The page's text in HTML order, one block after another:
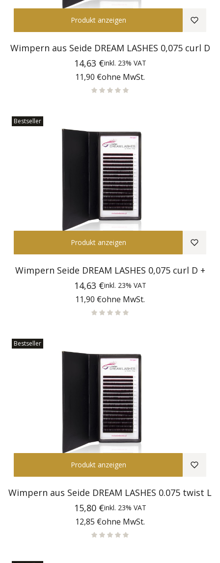
Produkt anzeigen
Wimpern aus Seide DREAM LASHES 0,075 curl D
Preis
14,63 €inkl. 23% VAT
Preis
11,90 €ohne MwSt.
Bestseller
Produkt anzeigen
Wimpern Seide DREAM LASHES 0,075 curl D +
Preis
14,63 €inkl. 23% VAT
Preis
11,90 €ohne MwSt.
Bestseller
Produkt anzeigen
Wimpern aus Seide DREAM LASHES 0.075 twist L
Preis
15,80 €inkl. 23% VAT
Preis
12,85 €ohne MwSt.